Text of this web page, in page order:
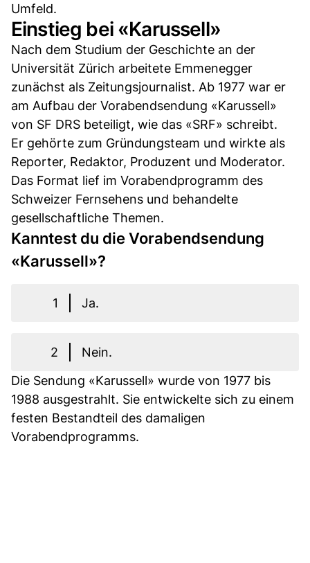
Umfeld.
Einstieg bei «Karussell»
Nach dem Studium der Geschichte an der
Universität Zürich arbeitete Emmenegger
zunächst als Zeitungsjournalist. Ab 1977 war er
am Aufbau der Vorabendsendung «Karussell»
von SF DRS beteiligt, wie das «SRF» schreibt.
Er gehörte zum Gründungsteam und wirkte als
Reporter, Redaktor, Produzent und Moderator.
Das Format lief im Vorabendprogramm des
Schweizer Fernsehens und behandelte
gesellschaftliche Themen.
Kanntest du die Vorabendsendung
«Karussell»?
1 Ja.
2
Nein.
Die Sendung «Karussell» wurde von 1977 bis
1988 ausgestrahlt. Sie entwickelte sich zu einem
festen Bestandteil des damaligen
Vorabendprogramms.